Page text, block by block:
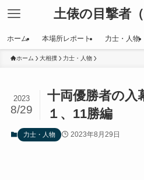
土俵の目撃者（
ホーム 本場所レポート 力士・人物
ホーム 大相撲 力士・人物
十両優勝者の
１、11勝編
2023
8/29
力士・人物 2023年8月29日